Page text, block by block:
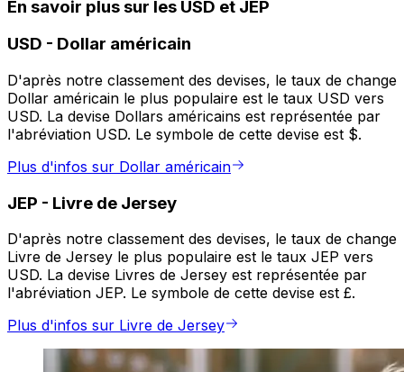
En savoir plus sur les USD et JEP
USD - Dollar américain
D'après notre classement des devises, le taux de change
Dollar américain le plus populaire est le taux USD vers
USD. La devise Dollars américains est représentée par
l'abréviation USD. Le symbole de cette devise est $.
Plus d'infos sur Dollar américain
JEP - Livre de Jersey
D'après notre classement des devises, le taux de change
Livre de Jersey le plus populaire est le taux JEP vers
USD. La devise Livres de Jersey est représentée par
l'abréviation JEP. Le symbole de cette devise est £.
Plus d'infos sur Livre de Jersey